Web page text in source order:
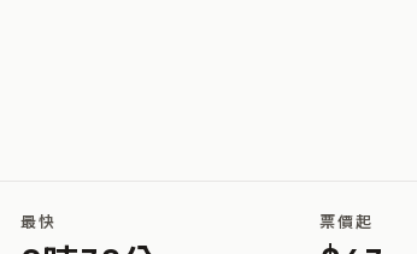
最快 票價起